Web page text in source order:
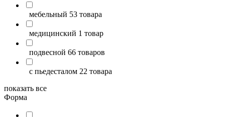
мебельный 53 товара
медицинский 1 товар
подвесной 66 товаров
с пьедесталом 22 товара
показать все
Форма